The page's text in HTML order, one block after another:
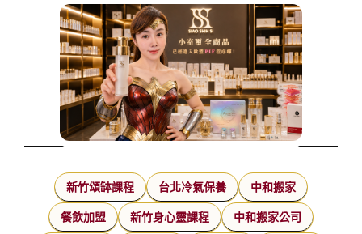
新竹頌缽課程 台北冷氣保養 中和搬家
餐飲加盟 新竹身心靈課程 中和搬家公司